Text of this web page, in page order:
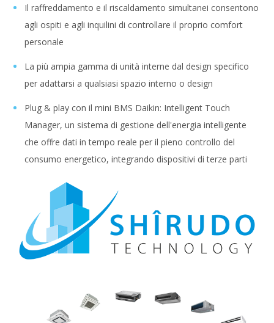
Il raffreddamento e il riscaldamento simultanei consentono
agli ospiti e agli inquilini di controllare il proprio comfort
personale
La più ampia gamma di unità interne dal design specifico
per adattarsi a qualsiasi spazio interno o design
Plug & play con il mini BMS Daikin: Intelligent Touch
Manager, un sistema di gestione dell'energia intelligente
che offre dati in tempo reale per il pieno controllo del
consumo energetico, integrando dispositivi di terze parti